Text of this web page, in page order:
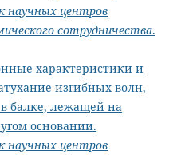
научных центров
сотрудничества.
характеристики и
изгибных волн,
балке, лежащей на
основании.
научных центров